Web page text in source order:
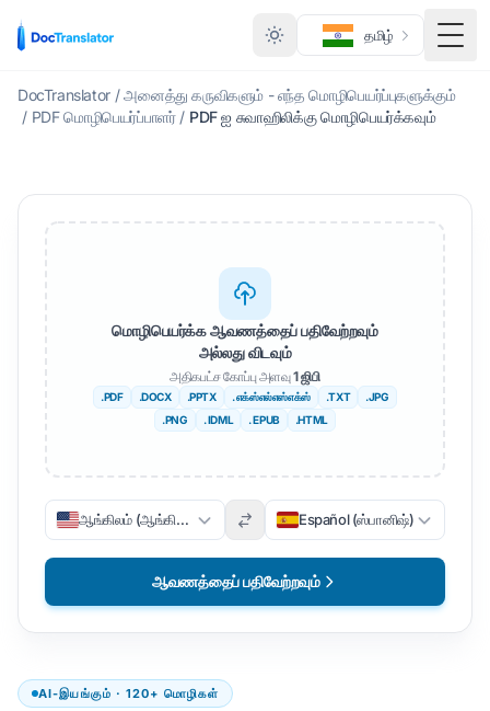
தமிழ்
DocTranslator / அனைத்து கருவிகளும் - எந்த மொழிபெயர்ப்புகளுக்கும்
/ PDF மொழிபெயர்ப்பாளர் / PDF ஐ சுவாஹிலிக்கு மொழிபெயர்க்கவும்
AI-இயங்கும் · 120+ மொழிகள்
மொழிபெயர்க்க ஆவணத்தைப் பதிவேற்றவும்
அல்லது விடவும்
அதிகபட்ச கோப்பு அளவு1 ஜிபி
.PDF .DOCX .PPTX . எக்ஸ்எல்எஸ்எக்ஸ் .TXT
.JPG
.PNG
. IDML . EPUB .HTML
ஆங்கிலம் (ஆங்கிலம்) Español (ஸ்பானிஷ்)
ஆவணத்தைப் பதிவேற்றவும்